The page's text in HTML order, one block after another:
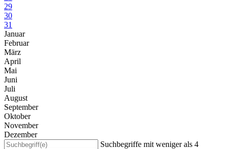
29
30
31
Januar
Februar
März
April
Mai
Juni
Juli
August
September
Oktober
November
Dezember
Suchbegriffe mit weniger als 4